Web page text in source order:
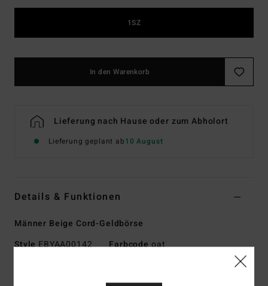
1SZ
In den Warenkorb
Lieferung nach Hause oder zum Abholort
Lieferung geplant ab10 August
Details & Funktionen
Männer Beige Cord-Geldbörse
StyleEBYAA00142 Farbcodeoat